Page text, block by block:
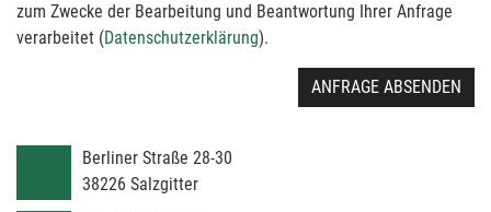
zum Zwecke der Bearbeitung und Beantwortung Ihrer Anfrage
verarbeitet (Datenschutzerklärung).
ANFRAGE ABSENDEN
Berliner Straße 28-30
38226 Salzgitter